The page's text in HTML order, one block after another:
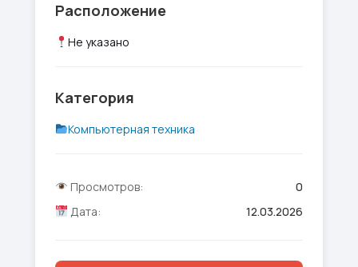
Расположение
Не указано
Категория
Компьютерная техника
Просмотров:
0
Дата:
12.03.2026